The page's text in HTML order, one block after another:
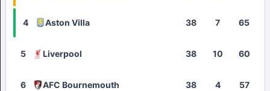
4 Aston Villa 38 7 65
5 Liverpool 38 10 60
6 AFC Bournemouth 38 4 57